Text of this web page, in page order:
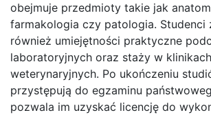
obejmuje przedmioty takie jak
farmakologia czy patologia. Studenci
również umiejętności praktyczne
laboratoryjnych oraz staży w klinikach
weterynaryjnych. Po ukończeniu
przystępują do egzaminu
pozwala im uzyskać licencję do